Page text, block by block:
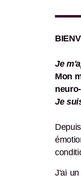
Je
Mon
Je
J'ai